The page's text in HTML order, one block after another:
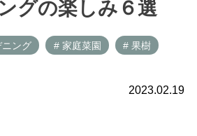
グの楽しみ６選
ング # 家庭菜園 # 果樹
2023.02.19